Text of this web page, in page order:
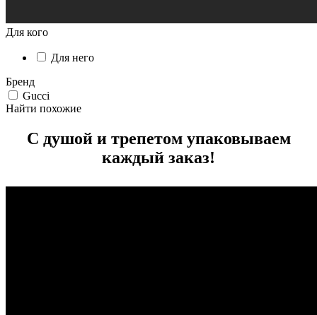
Для кого
Для него
Бренд
Gucci
Найти похожие
С душой и трепетом упаковываем
каждый заказ!